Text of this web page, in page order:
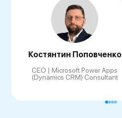
Костянтин Поповченко
CEO | Microsoft Power Apps
(Dynamics CRM) Consultant